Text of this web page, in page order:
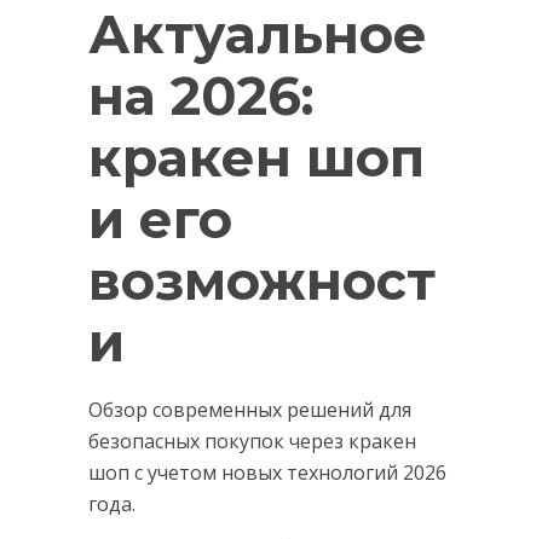
Актуальное
на 2026:
кракен шоп
и его
возможност
и
Обзор современных решений для
безопасных покупок через кракен
шоп с учетом новых технологий 2026
года.